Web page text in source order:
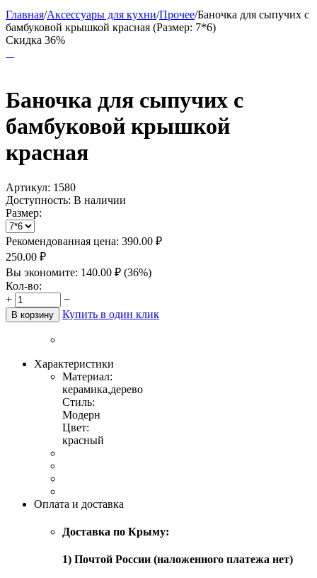
Главная/Аксессуары для кухни/Прочее/Баночка для сыпучих с
бамбуковой крышкой красная (Размер: 7*6)
Скидка 36%
Баночка для сыпучих с
бамбуковой крышкой
красная
Артикул: 1580
Доступность: В наличии
Размер:
Рекомендованная цена: 390.00 ₽
250.00 ₽
Вы экономите: 140.00 ₽ (36%)
Кол-во:
+
−
В корзину Купить в один клик
Характеристики
Материал:
керамика,дерево
Стиль:
Модерн
Цвет:
красный
Оплата и доставка
Доставка по Крыму:
1) Почтой России (наложенного платежа нет)